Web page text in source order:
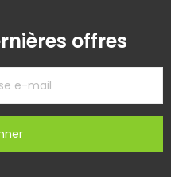
offres